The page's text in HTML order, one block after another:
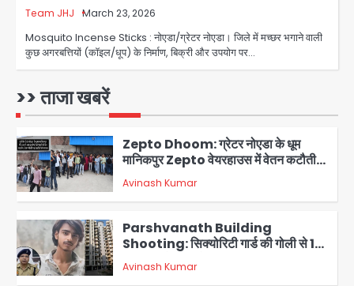
Team JHJ March 23, 2026
Mosquito Incense Sticks : नोएडा/ग्रेटर नोएडा। जिले में मच्छर भगाने वाली
कुछ अगरबत्तियों (कॉइल/धूप) के निर्माण, बिक्री और उपयोग पर…
>> ताजा खबरें
Avinash Kumar
1
Shaheen Bagh News: बारिश के बाद
2
Zepto Dhoom: ग्रेटर नोएडा के धूम
मानिकपुर Zepto वेयरहाउस में वेतन कटौती
को लेकर 100 से ज्यादा कर्मचारियों का विरोध
प्रदर्शन
Avinash Kumar
3
Parshvanath Building
Shooting: सिक्योरिटी गार्ड की गोली से 17
वर्षीय किशोर की मौत
Avinash Kumar